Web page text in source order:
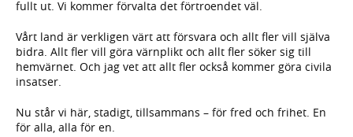
fullt ut. Vi kommer förvalta det förtroendet väl.
Vårt land är verkligen värt att försvara och allt fler vill själva
bidra. Allt fler vill göra värnplikt och allt fler söker sig till
hemvärnet. Och jag vet att allt fler också kommer göra civila
insatser.
Nu står vi här, stadigt, tillsammans – för fred och frihet. En
för alla, alla för en.